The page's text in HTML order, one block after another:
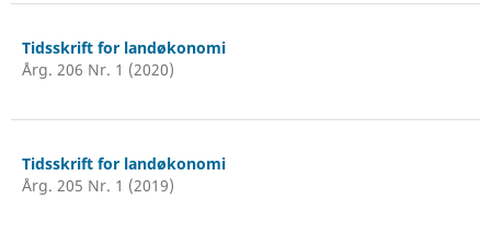
Tidsskrift for landøkonomi
Årg. 206 Nr. 1 (2020)
Tidsskrift for landøkonomi
Årg. 205 Nr. 1 (2019)